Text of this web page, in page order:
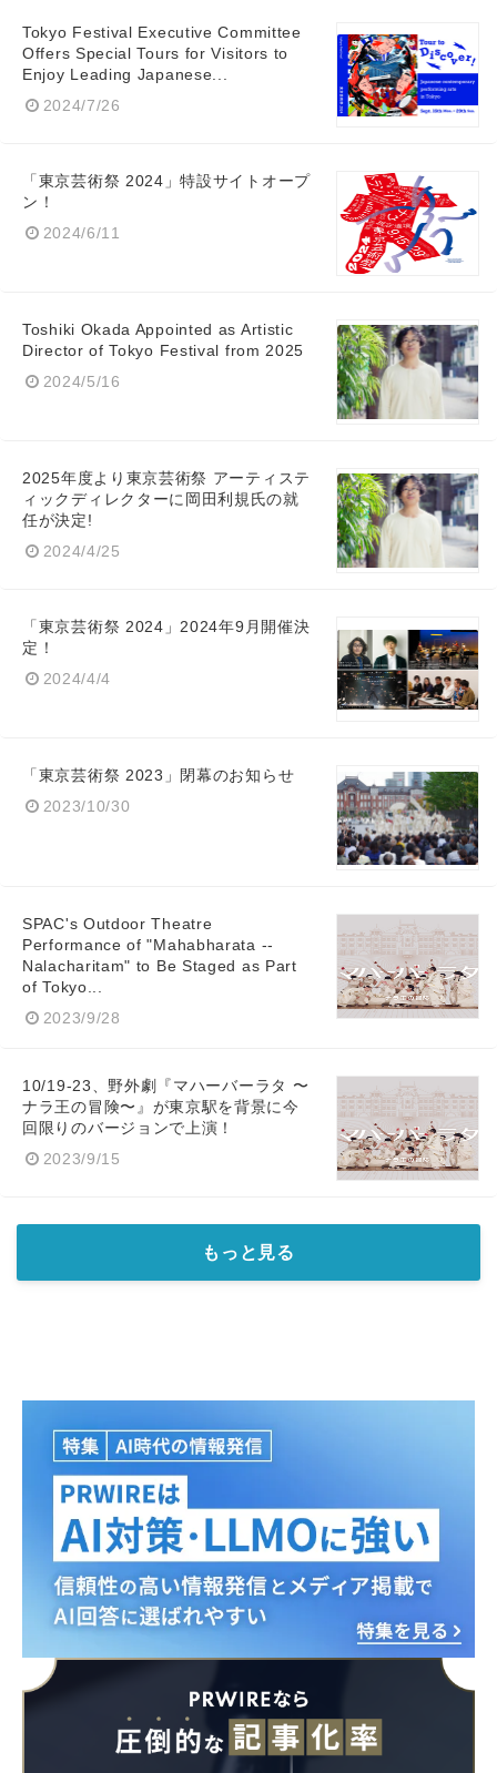
Tokyo Festival Executive Committee
Offers Special Tours for Visitors to
Enjoy Leading Japanese...
2024/7/26
「東京芸術祭 2024」特設サイトオープ
ン！
2024/6/11
Toshiki Okada Appointed as Artistic
Director of Tokyo Festival from 2025
2024/5/16
2025年度より東京芸術祭 アーティステ
ィックディレクターに岡田利規氏の就
任が決定!
2024/4/25
「東京芸術祭 2024」2024年9月開催決
定！
2024/4/4
「東京芸術祭 2023」閉幕のお知らせ
2023/10/30
SPAC's Outdoor Theatre
Performance of "Mahabharata --
Nalacharitam" to Be Staged as Part
of Tokyo...
2023/9/28
10/19-23、野外劇『マハーバーラタ 〜
ナラ王の冒険〜』が東京駅を背景に今
回限りのバージョンで上演！
2023/9/15
もっと見る